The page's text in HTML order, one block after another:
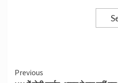
Continue
Previous